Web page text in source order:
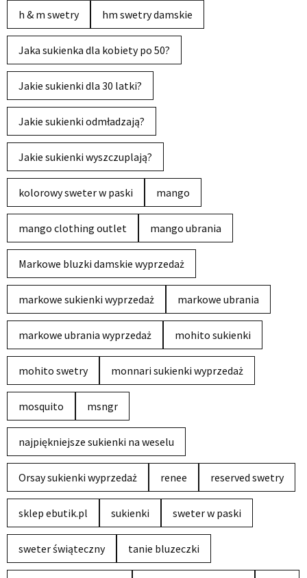
h & m swetry hm swetry damskie
Jaka sukienka dla kobiety po 50?
Jakie sukienki dla 30 latki?
Jakie sukienki odmładzają?
Jakie sukienki wyszczuplają?
kolorowy sweter w paski mango
mango clothing outlet mango ubrania
Markowe bluzki damskie wyprzedaż
markowe sukienki wyprzedaż markowe ubrania
markowe ubrania wyprzedaż mohito sukienki
mohito swetry monnari sukienki wyprzedaż
mosquito msngr
najpiękniejsze sukienki na weselu
Orsay sukienki wyprzedaż renee reserved swetry
sklep ebutik.pl sukienki sweter w paski
sweter świąteczny tanie bluzeczki